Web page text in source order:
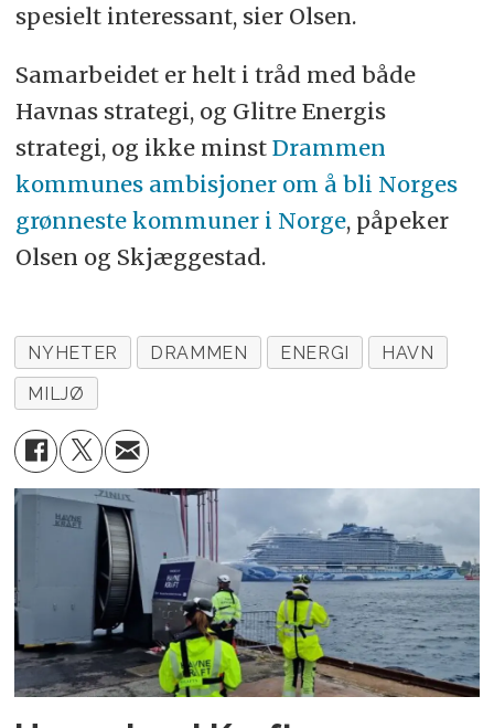
spesielt interessant, sier Olsen.
Samarbeidet er helt i tråd med både
Havnas strategi, og Glitre Energis
strategi, og ikke minstDrammen
kommunes ambisjoner om å bli Norges
grønneste kommuner i Norge, påpeker
Olsen og Skjæggestad.
NYHETER DRAMMEN ENERGI
HAVN
MILJØ